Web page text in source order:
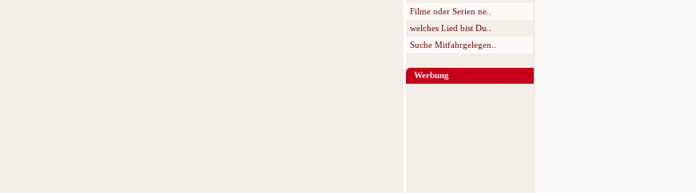
Filme oder Serien ne..
welches Lied bist Du..
Suche Mitfahrgelegen..
Werbung